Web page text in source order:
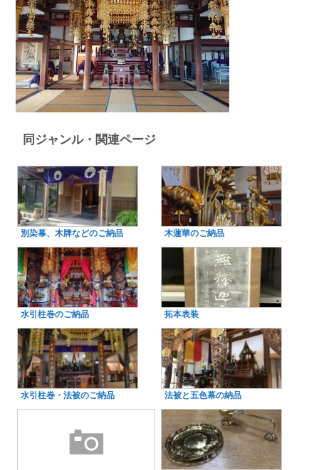
同ジャンル・関連ページ
別染幕、木牌などのご納品 木蓮華のご納品
水引柱巻のご納品 拓本表装
水引柱巻・法被のご納品 法被と五色幕の納品